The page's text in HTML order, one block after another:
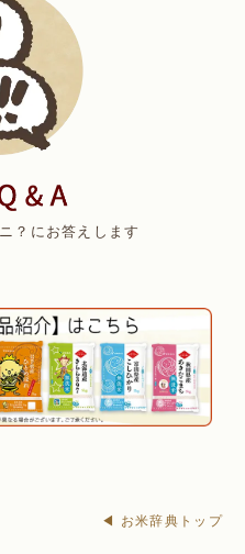
？にお答えします
◀ お米辞典トップ